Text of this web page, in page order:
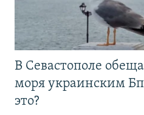
В Севастополе
моря украинским
это?